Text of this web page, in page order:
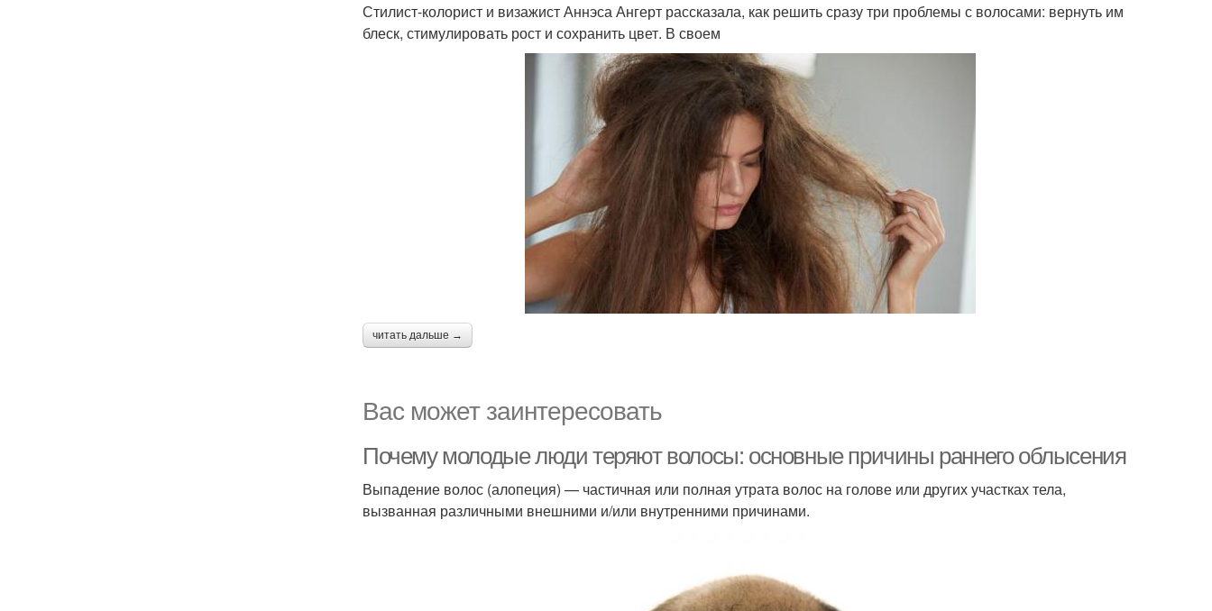
Стилист-колорист и визажист Аннэса Ангерт рассказала, как решить сразу три проблемы с волосами: вернуть им
блеск, стимулировать рост и сохранить цвет. В своем
читать дальше →
Вас может заинтересовать
Почему молодые люди теряют волосы: основные причины раннего облысения
Выпадение волос (алопеция) — частичная или полная утрата волос на голове или других участках тела,
вызванная различными внешними и/или внутренними причинами.